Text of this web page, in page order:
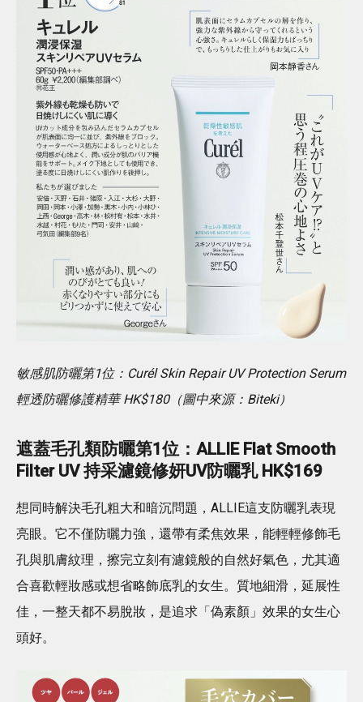
敏感肌防曬第1位：Curél Skin Repair UV Protection Serum
輕透防曬修護精華 HK$180（圖中來源：Biteki）
遮蓋毛孔類防曬第1位：ALLIE Flat Smooth
Filter UV 持采濾鏡修妍UV防曬乳 HK$169
想同時解決毛孔粗大和暗沉問題，ALLIE這支防曬乳表現
亮眼。它不僅防曬力強，還帶有柔焦效果，能輕輕修飾毛
孔與肌膚紋理，擦完立刻有濾鏡般的自然好氣色，尤其適
合喜歡輕妝感或想省略飾底乳的女生。質地細滑，延展性
佳，一整天都不易脫妝，是追求「偽素顏」效果的女生心
頭好。